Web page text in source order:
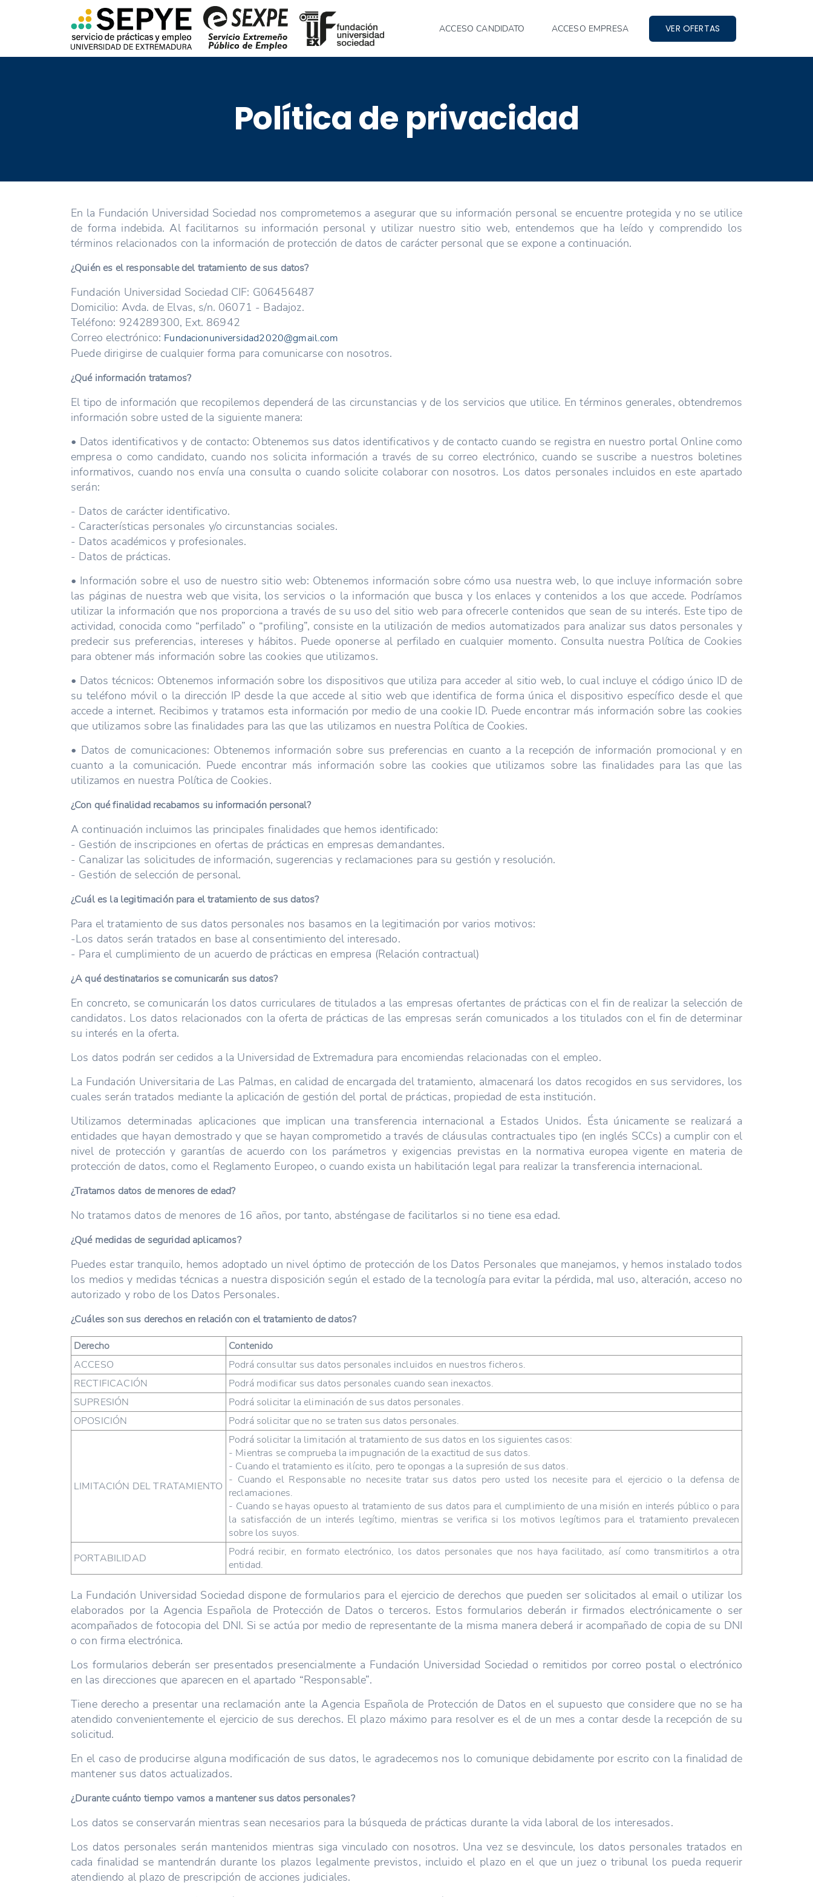
ACCESO CANDIDATO ACCESO EMPRESA VER OFERTAS
Política de privacidad
En la Fundación Universidad Sociedad nos comprometemos a asegurar que su información personal se encuentre protegida y no se utilice
de forma indebida. Al facilitarnos su información personal y utilizar nuestro sitio web, entendemos que ha leído y comprendido los
términos relacionados con la información de protección de datos de carácter personal que se expone a continuación.
¿Quién es el responsable del tratamiento de sus datos?
Fundación Universidad Sociedad CIF: G06456487
Domicilio: Avda. de Elvas, s/n. 06071 - Badajoz.
Teléfono: 924289300, Ext. 86942
Correo electrónico: Fundacionuniversidad2020@gmail.com
Puede dirigirse de cualquier forma para comunicarse con nosotros.
¿Qué información tratamos?
El tipo de información que recopilemos dependerá de las circunstancias y de los servicios que utilice. En términos generales, obtendremos
información sobre usted de la siguiente manera:
• Datos identificativos y de contacto: Obtenemos sus datos identificativos y de contacto cuando se registra en nuestro portal Online como
empresa o como candidato, cuando nos solicita información a través de su correo electrónico, cuando se suscribe a nuestros boletines
informativos, cuando nos envía una consulta o cuando solicite colaborar con nosotros. Los datos personales incluidos en este apartado
serán:
- Datos de carácter identificativo.
- Características personales y/o circunstancias sociales.
- Datos académicos y profesionales.
- Datos de prácticas.
• Información sobre el uso de nuestro sitio web: Obtenemos información sobre cómo usa nuestra web, lo que incluye información sobre
las páginas de nuestra web que visita, los servicios o la información que busca y los enlaces y contenidos a los que accede. Podríamos
utilizar la información que nos proporciona a través de su uso del sitio web para ofrecerle contenidos que sean de su interés. Este tipo de
actividad, conocida como “perfilado” o “profiling”, consiste en la utilización de medios automatizados para analizar sus datos personales y
predecir sus preferencias, intereses y hábitos. Puede oponerse al perfilado en cualquier momento. Consulta nuestra Política de Cookies
para obtener más información sobre las cookies que utilizamos.
• Datos técnicos: Obtenemos información sobre los dispositivos que utiliza para acceder al sitio web, lo cual incluye el código único ID de
su teléfono móvil o la dirección IP desde la que accede al sitio web que identifica de forma única el dispositivo específico desde el que
accede a internet. Recibimos y tratamos esta información por medio de una cookie ID. Puede encontrar más información sobre las cookies
que utilizamos sobre las finalidades para las que las utilizamos en nuestra Política de Cookies.
• Datos de comunicaciones: Obtenemos información sobre sus preferencias en cuanto a la recepción de información promocional y en
cuanto a la comunicación. Puede encontrar más información sobre las cookies que utilizamos sobre las finalidades para las que las
utilizamos en nuestra Política de Cookies.
¿Con qué finalidad recabamos su información personal?
A continuación incluimos las principales finalidades que hemos identificado:
- Gestión de inscripciones en ofertas de prácticas en empresas demandantes.
- Canalizar las solicitudes de información, sugerencias y reclamaciones para su gestión y resolución.
- Gestión de selección de personal.
¿Cuál es la legitimación para el tratamiento de sus datos?
Para el tratamiento de sus datos personales nos basamos en la legitimación por varios motivos:
-Los datos serán tratados en base al consentimiento del interesado.
- Para el cumplimiento de un acuerdo de prácticas en empresa (Relación contractual)
¿A qué destinatarios se comunicarán sus datos?
En concreto, se comunicarán los datos curriculares de titulados a las empresas ofertantes de prácticas con el fin de realizar la selección de
candidatos. Los datos relacionados con la oferta de prácticas de las empresas serán comunicados a los titulados con el fin de determinar
su interés en la oferta.
Los datos podrán ser cedidos a la Universidad de Extremadura para encomiendas relacionadas con el empleo.
La Fundación Universitaria de Las Palmas, en calidad de encargada del tratamiento, almacenará los datos recogidos en sus servidores, los
cuales serán tratados mediante la aplicación de gestión del portal de prácticas, propiedad de esta institución.
Utilizamos determinadas aplicaciones que implican una transferencia internacional a Estados Unidos. Ésta únicamente se realizará a
entidades que hayan demostrado y que se hayan comprometido a través de cláusulas contractuales tipo (en inglés SCCs) a cumplir con el
nivel de protección y garantías de acuerdo con los parámetros y exigencias previstas en la normativa europea vigente en materia de
protección de datos, como el Reglamento Europeo, o cuando exista un habilitación legal para realizar la transferencia internacional.
¿Tratamos datos de menores de edad?
No tratamos datos de menores de 16 años, por tanto, absténgase de facilitarlos si no tiene esa edad.
¿Qué medidas de seguridad aplicamos?
Puedes estar tranquilo, hemos adoptado un nivel óptimo de protección de los Datos Personales que manejamos, y hemos instalado todos
los medios y medidas técnicas a nuestra disposición según el estado de la tecnología para evitar la pérdida, mal uso, alteración, acceso no
autorizado y robo de los Datos Personales.
¿Cuáles son sus derechos en relación con el tratamiento de datos?
Derecho
Contenido
ACCESO
Podrá consultar sus datos personales incluidos en nuestros ficheros.
RECTIFICACIÓN
Podrá modificar sus datos personales cuando sean inexactos.
SUPRESIÓN
Podrá solicitar la eliminación de sus datos personales.
OPOSICIÓN
Podrá solicitar que no se traten sus datos personales.
LIMITACIÓN DEL TRATAMIENTO
Podrá solicitar la limitación al tratamiento de sus datos en los siguientes casos:
- Mientras se comprueba la impugnación de la exactitud de sus datos.
- Cuando el tratamiento es ilícito, pero te opongas a la supresión de sus datos.
- Cuando el Responsable no necesite tratar sus datos pero usted los necesite para el ejercicio o la defensa de
reclamaciones.
- Cuando se hayas opuesto al tratamiento de sus datos para el cumplimiento de una misión en interés público o para
la satisfacción de un interés legítimo, mientras se verifica si los motivos legítimos para el tratamiento prevalecen
sobre los suyos.
PORTABILIDAD
Podrá recibir, en formato electrónico, los datos personales que nos haya facilitado, así como transmitirlos a otra
entidad.
La Fundación Universidad Sociedad dispone de formularios para el ejercicio de derechos que pueden ser solicitados al email o utilizar los
elaborados por la Agencia Española de Protección de Datos o terceros. Estos formularios deberán ir firmados electrónicamente o ser
acompañados de fotocopia del DNI. Si se actúa por medio de representante de la misma manera deberá ir acompañado de copia de su DNI
o con firma electrónica.
Los formularios deberán ser presentados presencialmente a Fundación Universidad Sociedad o remitidos por correo postal o electrónico
en las direcciones que aparecen en el apartado “Responsable”.
Tiene derecho a presentar una reclamación ante la Agencia Española de Protección de Datos en el supuesto que considere que no se ha
atendido convenientemente el ejercicio de sus derechos. El plazo máximo para resolver es el de un mes a contar desde la recepción de su
solicitud.
En el caso de producirse alguna modificación de sus datos, le agradecemos nos lo comunique debidamente por escrito con la finalidad de
mantener sus datos actualizados.
¿Durante cuánto tiempo vamos a mantener sus datos personales?
Los datos se conservarán mientras sean necesarios para la búsqueda de prácticas durante la vida laboral de los interesados.
Los datos personales serán mantenidos mientras siga vinculado con nosotros. Una vez se desvincule, los datos personales tratados en
cada finalidad se mantendrán durante los plazos legalmente previstos, incluido el plazo en el que un juez o tribunal los pueda requerir
atendiendo al plazo de prescripción de acciones judiciales.